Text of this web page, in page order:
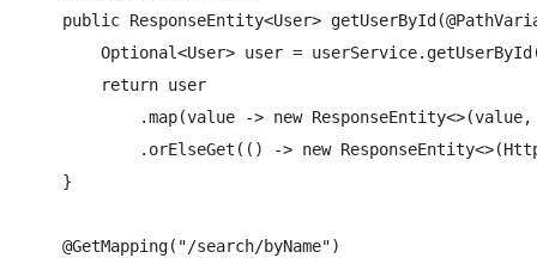
public ResponseEntity<User>
Optional<User> user =
        return user
.map(value -> new
.orElseGet(() -> new
    }
    @GetMapping("/search/byName")